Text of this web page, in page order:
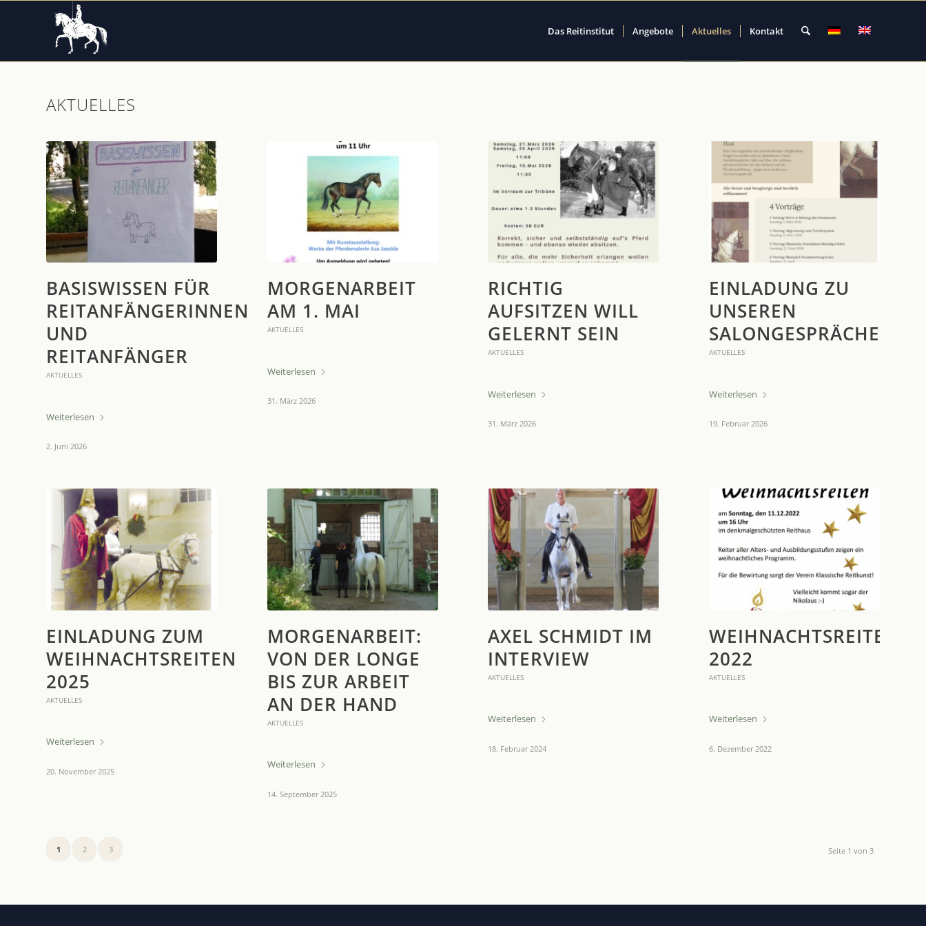
Das Reitinstitut Angebote Aktuelles Kontakt
AKTUELLES
BASISWISSEN FÜR
REITANFÄNGERINNEN
UND
REITANFÄNGER
AKTUELLES
Weiterlesen
2. Juni 2026
MORGENARBEIT
AM 1. MAI
AKTUELLES
Weiterlesen
31. März 2026
RICHTIG
AUFSITZEN WILL
GELERNT SEIN
AKTUELLES
Weiterlesen
31. März 2026
EINLADUNG ZU
UNSEREN
SALONGESPRÄCHEN
AKTUELLES
Weiterlesen
19. Februar 2026
EINLADUNG ZUM
WEIHNACHTSREITEN
2025
AKTUELLES
Weiterlesen
20. November 2025
MORGENARBEIT:
VON DER LONGE
BIS ZUR ARBEIT
AN DER HAND
AKTUELLES
Weiterlesen
14. September 2025
AXEL SCHMIDT IM
INTERVIEW
AKTUELLES
Weiterlesen
18. Februar 2024
WEIHNACHTSREITEN
2022
AKTUELLES
Weiterlesen
6. Dezember 2022
Seite 1 von 3
1 2 3